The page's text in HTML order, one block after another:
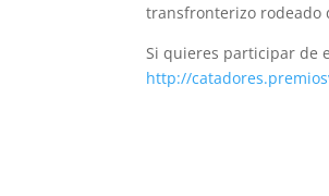
transfronterizo rodeado
Si quieres participar de
http://